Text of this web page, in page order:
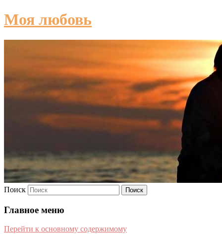
Моя любовь
Поиск
Главное меню
Перейти к основному содержимому